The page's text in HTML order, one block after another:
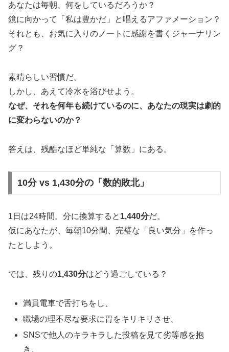
あなたは毎朝、何をしているだろうか？
鏡に向かって「私は豊かだ」と唱えるアファメーション？
それとも、お気に入りのノートに感謝を書くジャーナリン
グ？
素晴らしい習慣だ。
しかし、あえて冷水を浴びせよう。
なぜ、それを何年も続けているのに、あなたの現実は劇的
に変わらないのか？
答えは、残酷なほど単純な「算数」にある。
10分 vs 1,430分の「数的敗北」
1日は24時間。分に換算すると 1,440分だ。
仮にあなたが、毎朝10分間、完璧な「良い気分」を作っ
たとしよう。
では、残りの1,430分はどう過ごしている？
満員電車で舌打ちをし、
職場の理不尽な要求に胃をキリキリさせ、
SNSで他人のキラキラした投稿を見て劣等感を抱
き、